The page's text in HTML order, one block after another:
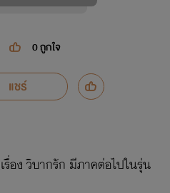
0ถูกใจ
แชร์
รื่อง วิบากรัก มีภาคต่อไปในรุ่น